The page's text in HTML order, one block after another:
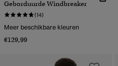
Geborduurde Windbreaker
(14)
Meer beschikbare kleuren
€129,99